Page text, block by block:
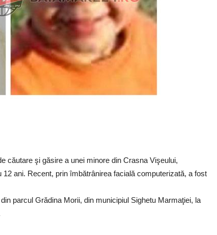
căutare şi găsire a unei minore din Crasna Vişeului,
ani. Recent, prin îmbătrânirea facială computerizată, a fost
parcul Grădina Morii, din municipiul Sighetu Marmaţiei, la